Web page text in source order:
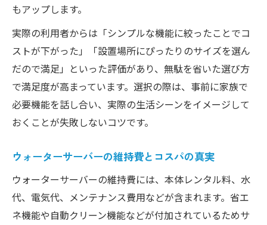
もアップします。
実際の利用者からは「シンプルな機能に絞ったことでコ
ストが下がった」「設置場所にぴったりのサイズを選ん
だので満足」といった評価があり、無駄を省いた選び方
で満足度が高まっています。選択の際は、事前に家族で
必要機能を話し合い、実際の生活シーンをイメージして
おくことが失敗しないコツです。
ウォーターサーバーの維持費とコスパの真実
ウォーターサーバーの維持費には、本体レンタル料、水
代、電気代、メンテナンス費用などが含まれます。省エ
ネ機能や自動クリーン機能などが付加されているためサ